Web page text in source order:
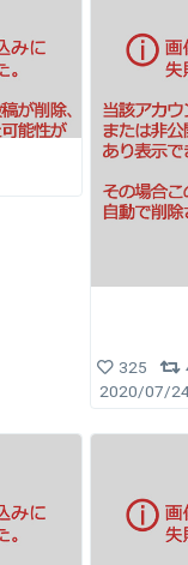
325
2020/07/